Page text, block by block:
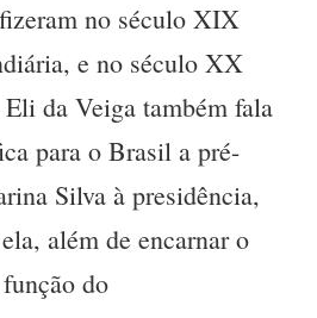
no século XIX
e no século XX
da Veiga também fala
para o Brasil a pré-
Silva à presidência,
além de encarnar o
do